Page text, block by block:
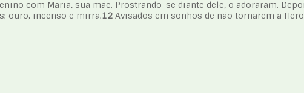
com Maria, sua mãe. Prostrando-se diante dele, o adoraram.
ouro, incenso e mirra.12 Avisados em sonhos de não tornarem a